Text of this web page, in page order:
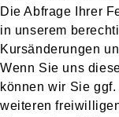
Die Abfrage Ihrer
in unserem
Kursänderungen
Wenn Sie uns
können wir Sie
weiteren